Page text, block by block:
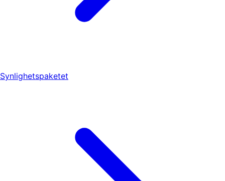
Synlighetspaketet